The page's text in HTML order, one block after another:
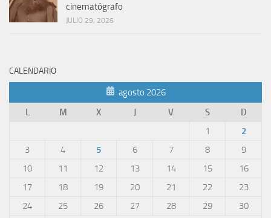
cinematógrafo
JULIO 29, 2026
CALENDARIO
agosto 2026
L
M X J V S
D
1
2
3
4 5 6 7 8
9
10
11 12 13 14 15
16
17
18 19 20 21 22
23
24
25 26 27 28 29
30